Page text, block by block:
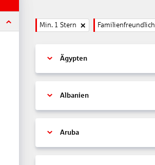
Min. 1 Stern Familienfreundlich
Ägypten
Albanien
Aruba